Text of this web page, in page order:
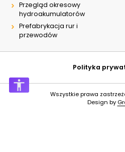
Przegląd okresowy
hydroakumulatorów
Prefabrykacja rur i
przewodów
Polityka
Wszystkie prawa
Design by